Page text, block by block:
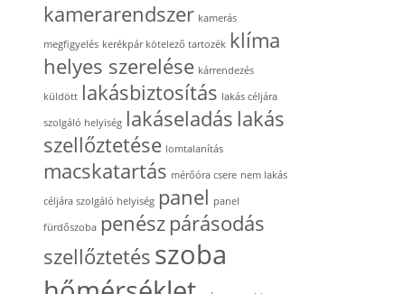
kamerarendszer kamerás
megfigyelés kerékpár kötelező tartozék klíma
helyes szerelése kárrendezés
küldött lakásbiztosítás lakás céljára
szolgáló helyiség lakáseladás lakás
szellőztetése lomtalanítás
macskatartás mérőóra csere nem lakás
céljára szolgáló helyiség panel panel
fürdőszoba penész párásodás
szellőztetés szoba